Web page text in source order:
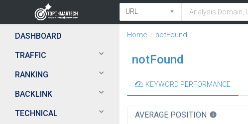
DASHBOARD
TRAFFIC
RANKING
BACKLINK
TECHNICAL
Home notFound
notFound
KEYWORD PERFORMANCE
AVERAGE POSITION info